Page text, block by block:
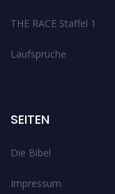
THE RACE Staffel 1
Laufsprüche
SEITEN
Die Bibel
Impressum